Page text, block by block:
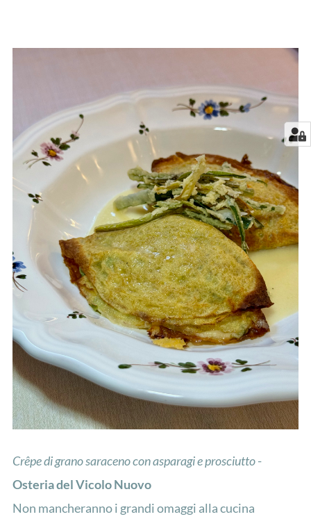
Crêpe di grano saraceno con asparagi e prosciutto-
Osteria del Vicolo Nuovo
Non mancheranno i grandi omaggi alla cucina